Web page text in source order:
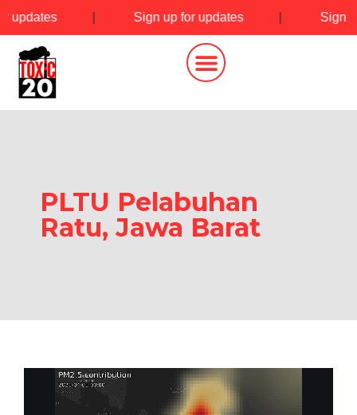
updates| Sign up for updates| Sign
PLTU Pelabuhan
Ratu, Jawa Barat